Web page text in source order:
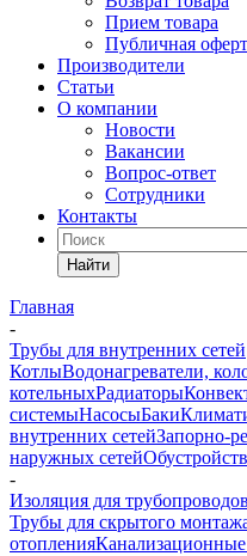
Прием товара
Публичная
Производители
Статьи
О компании
Новости
Вакансии
Вопрос-ответ
Сотрудники
Контакты
Найти
Главная
-
Трубы для внутренних сетей
КотлыВодонагреватели,
котельныхРадиаторы
системыНасосыБаки
внутренних сетейЗапорно-
наружных сетей
-
Изоляция для трубопроводов
Трубы для скрытого
отопления